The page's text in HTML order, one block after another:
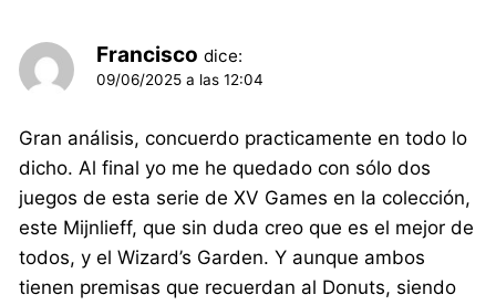
Francisco dice:
09/06/2025 a las 12:04
Gran análisis, concuerdo practicamente en todo lo
dicho. Al final yo me he quedado con sólo dos
juegos de esta serie de XV Games en la colección,
este Mijnlieff, que sin duda creo que es el mejor de
todos, y el Wizard’s Garden. Y aunque ambos
tienen premisas que recuerdan al Donuts, siendo